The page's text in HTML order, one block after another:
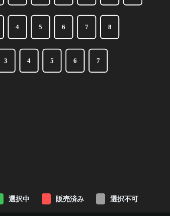
4 5 6 7 8
3 4 5 6 7
選択中 販売済み 選択不可